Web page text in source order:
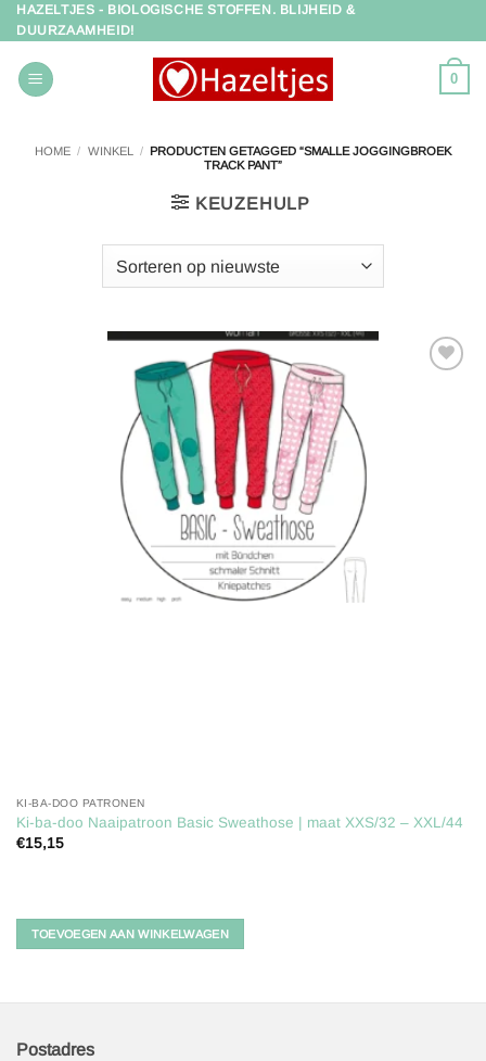
Ga
naar
inhoud
HAZELTJES - BIOLOGISCHE STOFFEN. BLIJHEID &
DUURZAAMHEID!
0
HOME / WINKEL / PRODUCTEN GETAGGED “SMALLE JOGGINGBROEK
TRACK PANT”
KEUZEHULP
KI-BA-DOO PATRONEN
Ki-ba-doo Naaipatroon Basic Sweathose | maat XXS/32 – XXL/44
€15,15
TOEVOEGEN AAN WINKELWAGEN
Postadres